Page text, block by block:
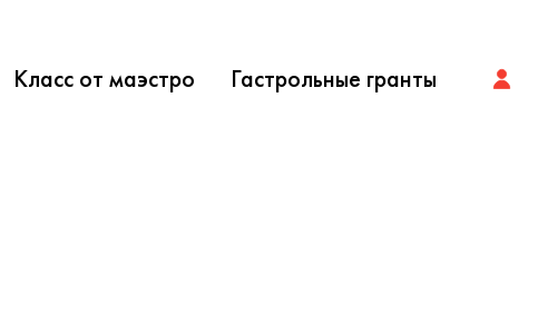
Класс от маэстро Гастрольные гранты